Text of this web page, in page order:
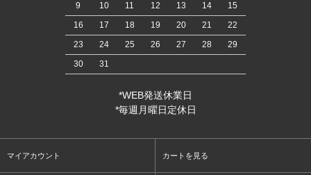
9
10 11 12 13 14
15
16
17 18 19 20 21
22
23
24 25 26 27 28
29
30
31
*WEB発送休業日
*毎週月曜日定休日
マイアカウント カートを見る